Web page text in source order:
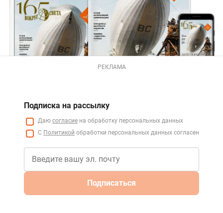
РЕКЛАМА
Подписка на рассылку
Даю согласие на обработку персональных данных
С Политикой обработки персональных данных согласен
Подписаться